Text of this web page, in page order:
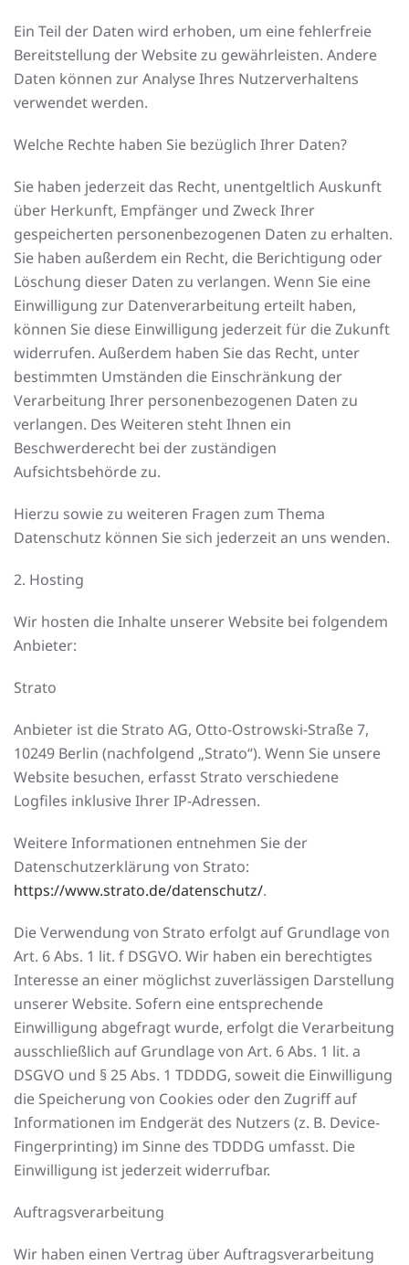
Ein Teil der Daten wird erhoben, um eine fehlerfreie
Bereitstellung der Website zu gewährleisten. Andere
Daten können zur Analyse Ihres Nutzerverhaltens
verwendet werden.
Welche Rechte haben Sie bezüglich Ihrer Daten?
Sie haben jederzeit das Recht, unentgeltlich Auskunft
über Herkunft, Empfänger und Zweck Ihrer
gespeicherten personenbezogenen Daten zu erhalten.
Sie haben außerdem ein Recht, die Berichtigung oder
Löschung dieser Daten zu verlangen. Wenn Sie eine
Einwilligung zur Datenverarbeitung erteilt haben,
können Sie diese Einwilligung jederzeit für die Zukunft
widerrufen. Außerdem haben Sie das Recht, unter
bestimmten Umständen die Einschränkung der
Verarbeitung Ihrer personenbezogenen Daten zu
verlangen. Des Weiteren steht Ihnen ein
Beschwerderecht bei der zuständigen
Aufsichtsbehörde zu.
Hierzu sowie zu weiteren Fragen zum Thema
Datenschutz können Sie sich jederzeit an uns wenden.
2. Hosting
Wir hosten die Inhalte unserer Website bei folgendem
Anbieter:
Strato
Anbieter ist die Strato AG, Otto-Ostrowski-Straße 7,
10249 Berlin (nachfolgend „Strato“). Wenn Sie unsere
Website besuchen, erfasst Strato verschiedene
Logfiles inklusive Ihrer IP-Adressen.
Weitere Informationen entnehmen Sie der
Datenschutzerklärung von Strato:
https://www.strato.de/datenschutz/.
Die Verwendung von Strato erfolgt auf Grundlage von
Art. 6 Abs. 1 lit. f DSGVO. Wir haben ein berechtigtes
Interesse an einer möglichst zuverlässigen Darstellung
unserer Website. Sofern eine entsprechende
Einwilligung abgefragt wurde, erfolgt die Verarbeitung
ausschließlich auf Grundlage von Art. 6 Abs. 1 lit. a
DSGVO und § 25 Abs. 1 TDDDG, soweit die Einwilligung
die Speicherung von Cookies oder den Zugriff auf
Informationen im Endgerät des Nutzers (z. B. Device-
Fingerprinting) im Sinne des TDDDG umfasst. Die
Einwilligung ist jederzeit widerrufbar.
Auftragsverarbeitung
Wir haben einen Vertrag über Auftragsverarbeitung